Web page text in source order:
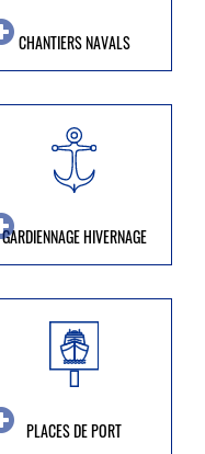
CHANTIERS NAVALS
GARDIENNAGE HIVERNAGE
PLACES DE PORT